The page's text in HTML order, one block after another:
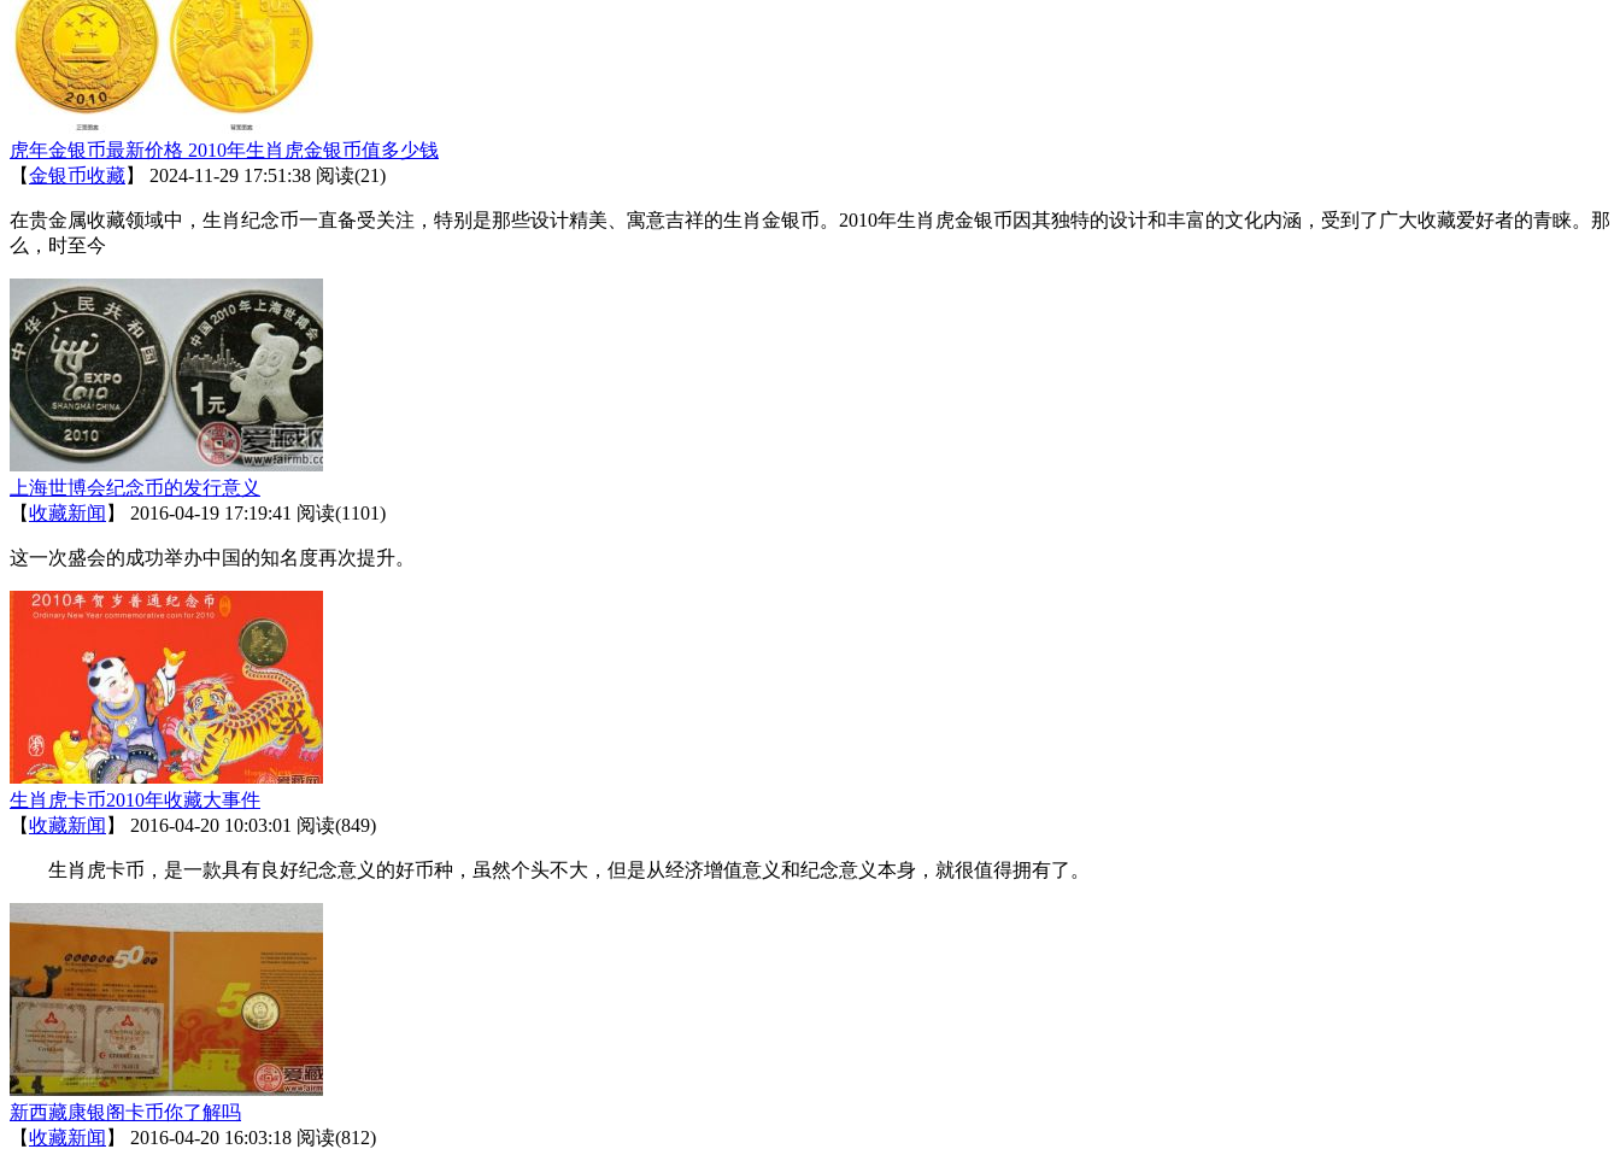
虎年金银币最新价格 2010年生肖虎金银币值多少钱
【金银币收藏】 2024-11-29 17:51:38 阅读(21)
在贵金属收藏领域中，生肖纪念币一直备受关注，特别是那些设计精美、寓意吉祥的生肖金银币。2010年生肖虎金银币因其独特的设计和丰富的文化内涵，受到了广大收藏爱好者的青睐。那
么，时至今
上海世博会纪念币的发行意义
【收藏新闻 】 2016-04-19 17:19:41 阅读(1101)
这一次盛会的成功举办中国的知名度再次提升。
生肖虎卡币2010年收藏大事件
【收藏新闻 】 2016-04-20 10:03:01 阅读(849)
生肖虎卡币，是一款具有良好纪念意义的好币种，虽然个头不大，但是从经济增值意义和纪念意义本身，就很值得拥有了。
新西藏康银阁卡币你了解吗
【收藏新闻 】 2016-04-20 16:03:18 阅读(812)